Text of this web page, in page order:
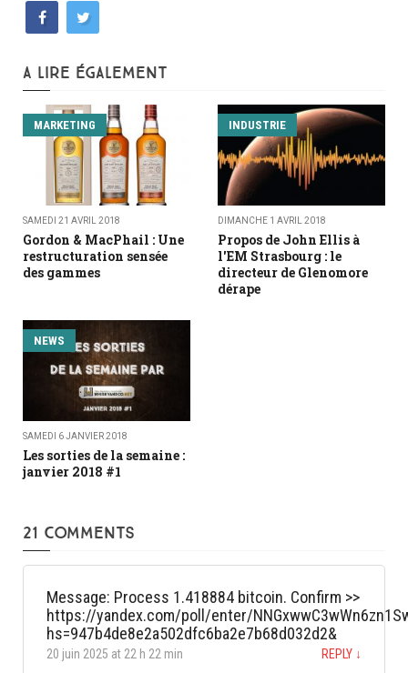
A LIRE ÉGALEMENT
MARKETING
SAMEDI 21 AVRIL 2018
Gordon & MacPhail : Une
restructuration sensée
des gammes
INDUSTRIE
DIMANCHE 1 AVRIL 2018
Propos de John Ellis à
l'EM Strasbourg : le
directeur de Glenomore
dérape
NEWS
SAMEDI 6 JANVIER 2018
Les sorties de la semaine :
janvier 2018 #1
21 COMMENTS
Message: Process 1.418884 bitcoin. Confirm >>
https://yandex.com/poll/enter/
hs=947b4de8e2a502dfc6ba2e7b68d032d2&
20 juin 2025 at 22 h 22 min REPLY ↓